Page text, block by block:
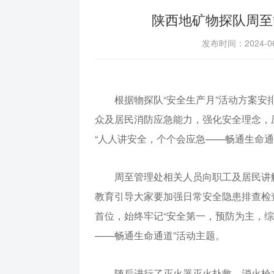
陕西地矿物探队周
发布时间：
根据物探队“安全生产月”活动方案
众及居民消防应急能力，强化安全理念
“人人讲安全，个个会应急——畅通生命
周至管理处相关人员向职工及居民
教育引导大家要加强日常安全隐患排查
首位，始终牢记“安全第一，预防为主，
——畅通生命通道”活动主题。